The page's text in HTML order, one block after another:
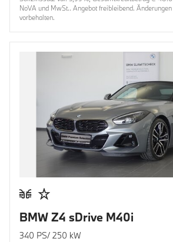
NoVA und MwSt.. Angebot freibleibend.
vorbehalten.
BMW Z4 sDrive M40i
340 PS/ 250 kW